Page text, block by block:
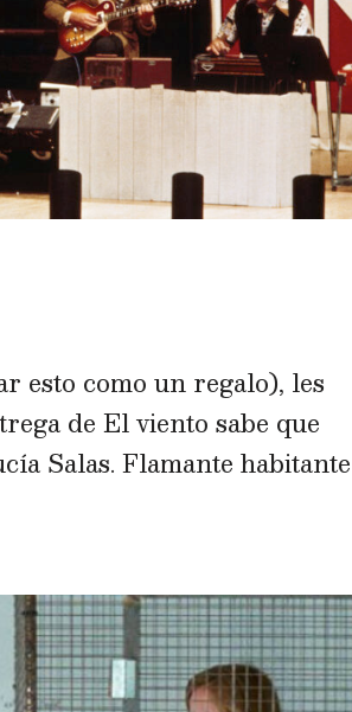
esto como un regalo), les
de El viento sabe que
Salas. Flamante